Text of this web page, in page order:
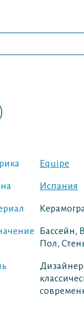
Equipe
Испания
Бассейн,
Пол,